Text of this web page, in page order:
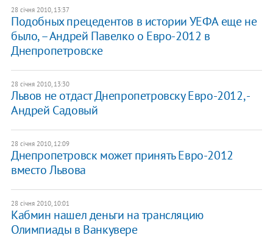
28 січня 2010, 13:37
Подобных прецедентов в истории УЕФА еще не
было, – Андрей Павелко о Евро-2012 в
Днепропетровске
28 січня 2010, 13:30
Львов не отдаст Днепропетровску Евро-2012, -
Андрей Садовый
28 січня 2010, 12:09
Днепропетровск может принять Евро-2012
вместо Львова
28 січня 2010, 10:01
Кабмин нашел деньги на трансляцию
Олимпиады в Ванкувере